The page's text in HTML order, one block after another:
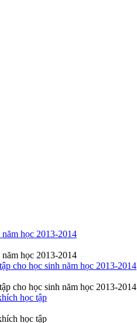
học 2013-2014
học 2013-2014
cho học sinh năm học 2013-2014
cho học sinh năm học 2013-2014
học tập
học tập